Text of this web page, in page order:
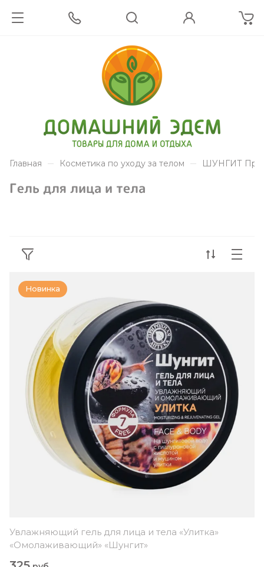
Главная Косметика по уходу за телом ШУНГИТ
Гель для лица и тела
Новинка
Увлажняющий гель для лица и тела «Улитка»
«Омолаживающий» «Шунгит»